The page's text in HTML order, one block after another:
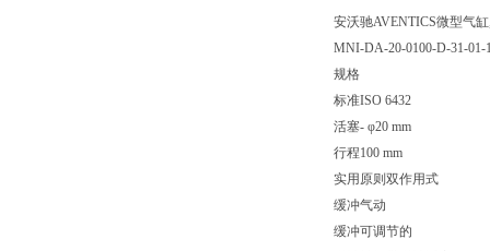
安沃驰AVENTICS微型气
MNI-DA-20-0100-D-31-01-
规格
标准ISO 6432
活塞- φ20 mm
行程100 mm
实用原则双作用式
缓冲气动
缓冲可调节的